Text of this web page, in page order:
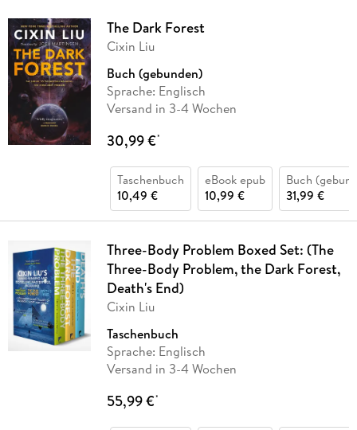
The Dark Forest
Cixin Liu
Buch (gebunden)
Sprache: Englisch
Versand in 3-4 Wochen
30,99 €*
Taschenbuch
10,49 €
eBook epub
10,99 €
Buch
31,99 €
Three-Body Problem Boxed Set: (The
Three-Body Problem, the Dark Forest,
Death's End)
Cixin Liu
Taschenbuch
Sprache: Englisch
Versand in 3-4 Wochen
55,99 €*